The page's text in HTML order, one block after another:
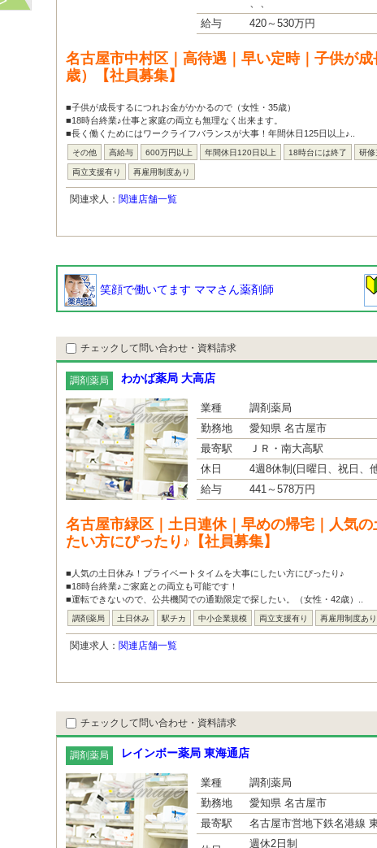
、、
給与
420～530万円
名古屋市中村区｜高待遇｜早い定時｜子供が
歳）【社員募集】
■子供が成長するにつれお金がかかるので（女性・35歳）
■18時台終業♪仕事と家庭の両立も無理なく出来ます。
■長く働くためにはワークライフバランスが大事！年間休日125日以上♪..
その他 高給与 600万円以上 年間休日120日以上 18時台には終了 研修
両立支援有り 再雇用制度あり
関連求人： 関連店舗一覧
笑顔で働いてます ママさん薬剤師
チェックして問い合わせ・資料請求
調剤薬局 わかば薬局 大高店
業種
調剤薬局
勤務地
愛知県 名古屋市
最寄駅
ＪＲ・南大高駅
休日
4週8休制(日曜日、祝日、
給与
441～578万円
名古屋市緑区｜土日連休｜早めの帰宅｜人気
たい方にぴったり♪【社員募集】
■人気の土日休み！プライベートタイムを大事にしたい方にぴったり♪
■18時台終業♪ご家庭との両立も可能です！
■運転できないので、公共機関での通勤限定で探したい。（女性・42歳）..
調剤薬局 土日休み 駅チカ 中小企業規模 両立支援有り 再雇用制度あり
関連求人： 関連店舗一覧
チェックして問い合わせ・資料請求
調剤薬局 レインボー薬局 東海通店
業種
調剤薬局
勤務地
愛知県 名古屋市
最寄駅
名古屋市営地下鉄名港線
週休2日制